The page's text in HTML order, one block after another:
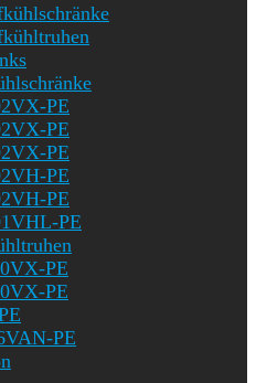
PE
PE
PE
PE
PE
PE
PE
PE
PE